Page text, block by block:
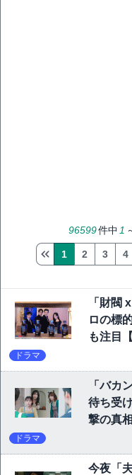
96599件中 1
1 2 3 4
「財閥
ロの標
も注目
ドラマ
「バカ
待ち受
撃の真
ドラマ
今夜「